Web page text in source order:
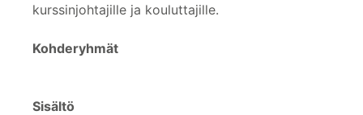
kurssinjohtajille ja kouluttajille.
Kohderyhmät
Sisältö